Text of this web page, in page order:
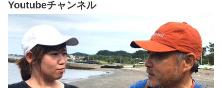
Youtubeチャンネル